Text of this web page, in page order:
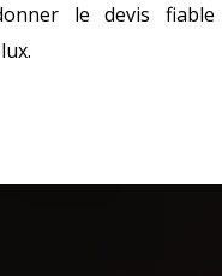
le devis